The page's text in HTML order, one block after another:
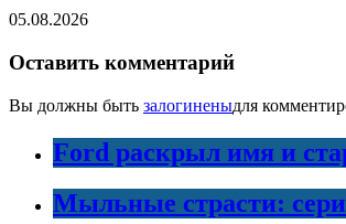
05.08.2026
Оставить комментарий
Вы должны быть залогиненыдля
Ford раскрыл имя и
Мыльные страсти: